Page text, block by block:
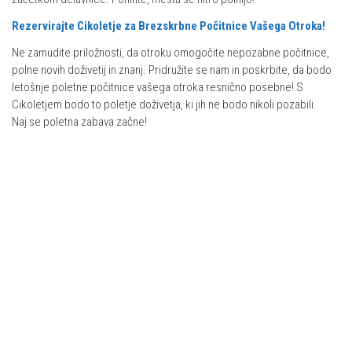
Rezervirajte Cikoletje za Brezskrbne Počitnice Vašega Otroka!
Ne zamudite priložnosti, da otroku omogočite nepozabne počitnice,
polne novih doživetij in znanj. Pridružite se nam in poskrbite, da bodo
letošnje poletne počitnice vašega otroka resnično posebne! S
Cikoletjem bodo to poletje doživetja, ki jih ne bodo nikoli pozabili.
Naj se poletna zabava začne!